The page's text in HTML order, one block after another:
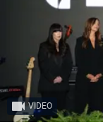
VIDEO